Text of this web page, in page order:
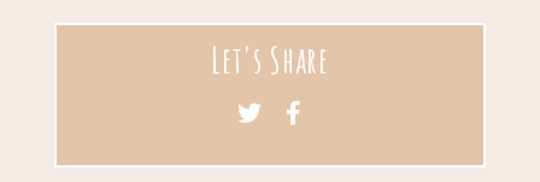
Let's Share